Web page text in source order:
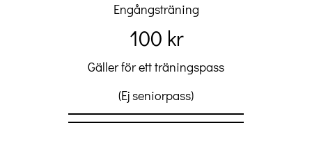
Engångsträning
100 kr
Gäller för ett träningspass
(Ej seniorpass)